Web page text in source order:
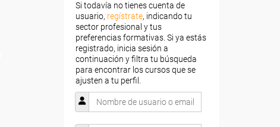
Si todavía no tienes cuenta de
usuario, regístrate, indicando tu
sector profesional y tus
preferencias formativas. Si ya estás
registrado, inicia sesión a
continuación y filtra tu búsqueda
para encontrar los cursos que se
ajusten a tu perfil.